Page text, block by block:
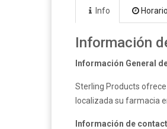
Info Horario
Información
Información General
Sterling Products
localizada su farmacia
Información de